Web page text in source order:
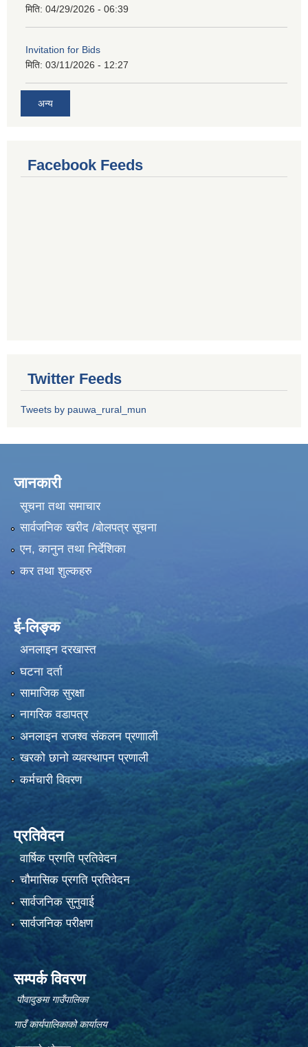
मिति: 04/29/2026 - 06:39
Invitation for Bids
मिति: 03/11/2026 - 12:27
अन्य
Facebook Feeds
Twitter Feeds
Tweets by pauwa_rural_mun
जानकारी
सूचना तथा समाचार
सार्वजनिक खरीद /बोलपत्र सूचना
एन, कानुन तथा निर्देशिका
कर तथा शुल्कहरु
ई-लिङ्क
अनलाइन दरखास्त
घटना दर्ता
सामाजिक सुरक्षा
नागरिक वडापत्र
अनलाइन राजश्व संकलन प्रणााली
खरको छानो व्यवस्थापन प्रणाली
कर्मचारी विवरण
प्रतिवेदन
वार्षिक प्रगति प्रतिवेदन
चौमासिक प्रगति प्रतिवेदन
सार्वजनिक सुनुवाई
सार्वजनिक परीक्षण
सम्पर्क विवरण
पौवादुङमा गाउँपालिका
गाउँ कार्यपालिकाको कार्यालय